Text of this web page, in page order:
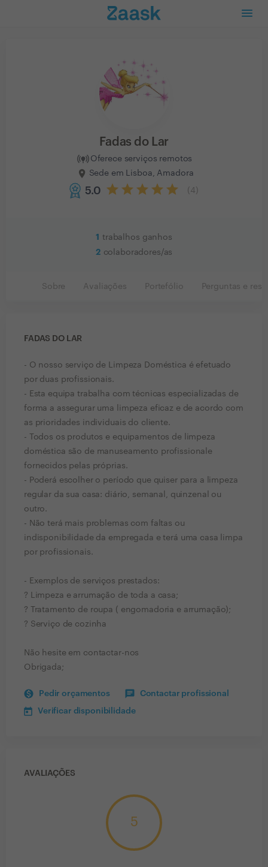
Fadas do Lar
Oferece serviços remotos
Sede em Lisboa, Amadora
5.0 4
1 trabalhos ganhos
2 colaboradores/as
Sobre Avaliações Portefólio Perguntas e
FADAS DO LAR
- O nosso serviço de Limpeza Doméstica é efetuado
por duas profissionais.
- Esta equipa trabalha com técnicas especializadas de
forma a assegurar uma limpeza eficaz e de acordo com
as prioridades individuais do cliente.
- Todos os produtos e equipamentos de limpeza
doméstica são de manuseamento profissionale
fornecidos pelas próprias.
- Poderá escolher o período que quiser para a limpeza
regular da sua casa: diário, semanal, quinzenal ou
outro.
- Não terá mais problemas com faltas ou
indisponibilidade da empregada e terá uma casa limpa
por profissionais.
- Exemplos de serviços prestados:
? Limpeza e arrumação de toda a casa;
? Tratamento de roupa ( engomadoria e arrumação);
? Serviço de cozinha
Não hesite em contactar-nos
Obrigada;
Pedir orçamentos Contactar profissional
Verificar disponibilidade
AVALIAÇÕES
5